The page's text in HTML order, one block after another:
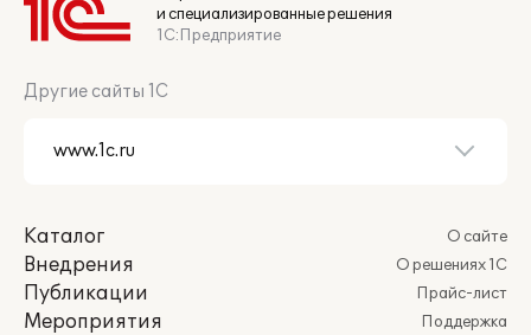
и специализированные решения
1С:Предприятие
Другие сайты 1С
Каталог
Внедрения
Публикации
Мероприятия
О сайте
О решениях 1С
Прайс-лист
Поддержка